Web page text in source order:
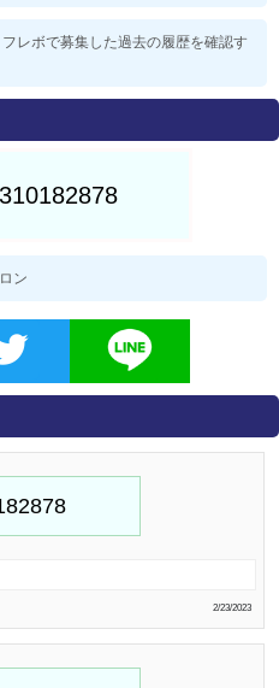
レボで募集した過去の履歴を確認す
ン
2/23/2023